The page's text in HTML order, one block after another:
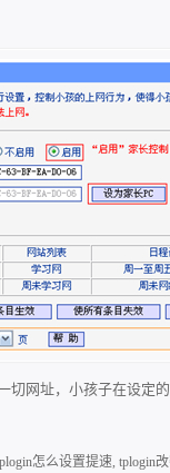
网址，小孩子在设定
怎么设置提速, tplogin